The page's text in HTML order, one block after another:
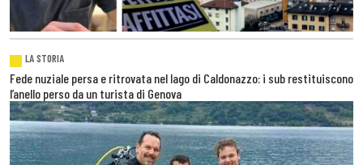
LA STORIA
Fede nuziale persa e ritrovata nel lago di Caldonazzo: i sub restituiscono
l’anello perso da un turista di Genova